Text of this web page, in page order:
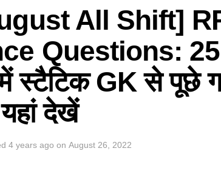
All Shift]
Questions: 25
स्टैटिक GK से पूछे
देखें
4 years ago on August 26, 2022